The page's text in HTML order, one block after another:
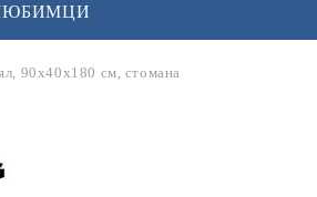
90x40x180 см, стомана